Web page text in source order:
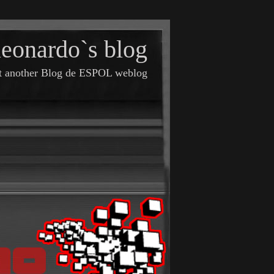
blog
another Blog de ESPOL weblog